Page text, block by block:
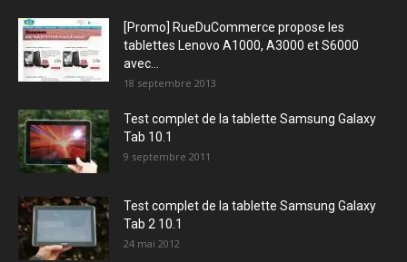
[Promo] RueDuCommerce propose les
tablettes Lenovo A1000, A3000 et S6000
avec...
18 septembre 2013
Test complet de la tablette Samsung Galaxy
Tab 10.1
9 septembre 2011
Test complet de la tablette Samsung Galaxy
Tab 2 10.1
24 mai 2012